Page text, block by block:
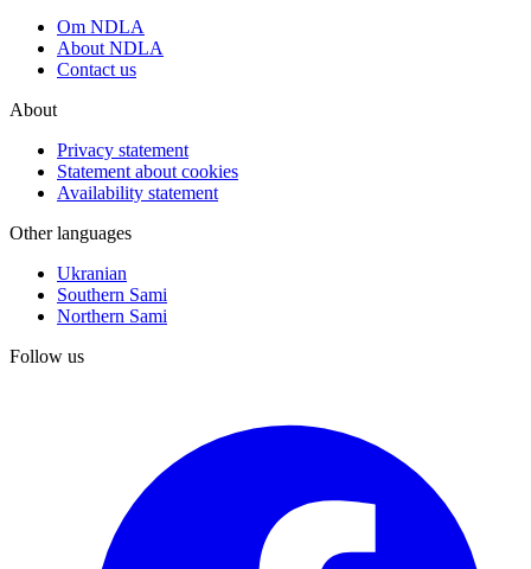
Om NDLA
About NDLA
Contact us
About
Privacy statement
Statement about cookies
Availability statement
Other languages
Ukranian
Southern Sami
Northern Sami
Follow us